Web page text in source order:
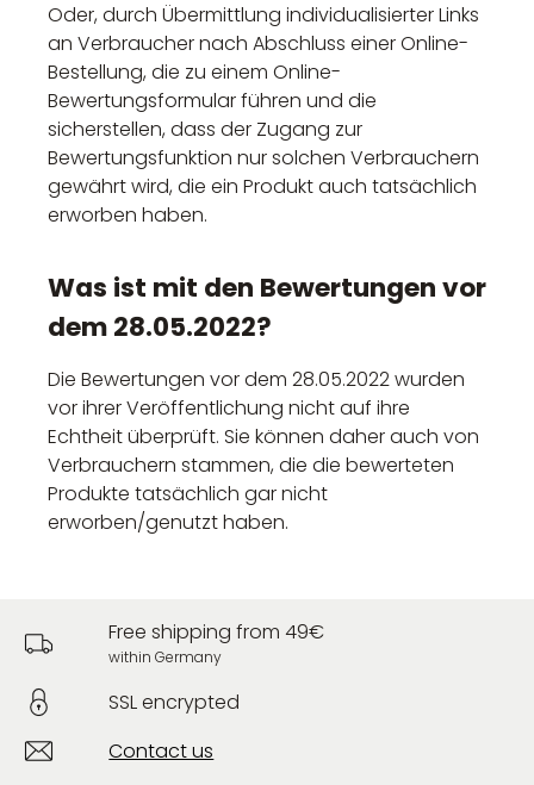
Oder, durch Übermittlung individualisierter Links
an Verbraucher nach Abschluss einer Online-
Bestellung, die zu einem Online-
Bewertungsformular führen und die
sicherstellen, dass der Zugang zur
Bewertungsfunktion nur solchen Verbrauchern
gewährt wird, die ein Produkt auch tatsächlich
erworben haben.
Was ist mit den Bewertungen vor
dem 28.05.2022?
Die Bewertungen vor dem 28.05.2022 wurden
vor ihrer Veröffentlichung nicht auf ihre
Echtheit überprüft. Sie können daher auch von
Verbrauchern stammen, die die bewerteten
Produkte tatsächlich gar nicht
erworben/genutzt haben.
Free shipping from 49€
within Germany
SSL encrypted
Contact us